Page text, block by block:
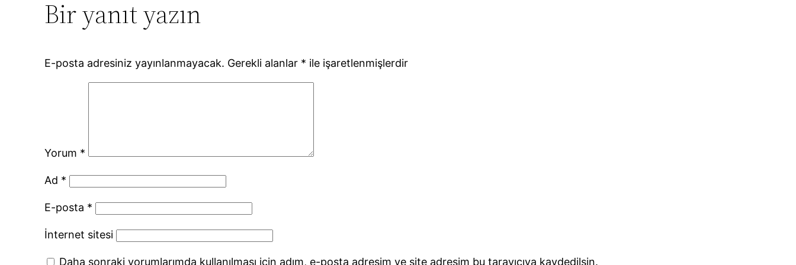
Bir yanıt yazın
E-posta adresiniz yayınlanmayacak. Gerekli alanlar * ile işaretlenmişlerdir
Yorum *
Ad *
E-posta *
İnternet sitesi
Daha sonraki yorumlarımda kullanılması için adım, e-posta adresim ve site adresim bu tarayıcıya kaydedilsin.